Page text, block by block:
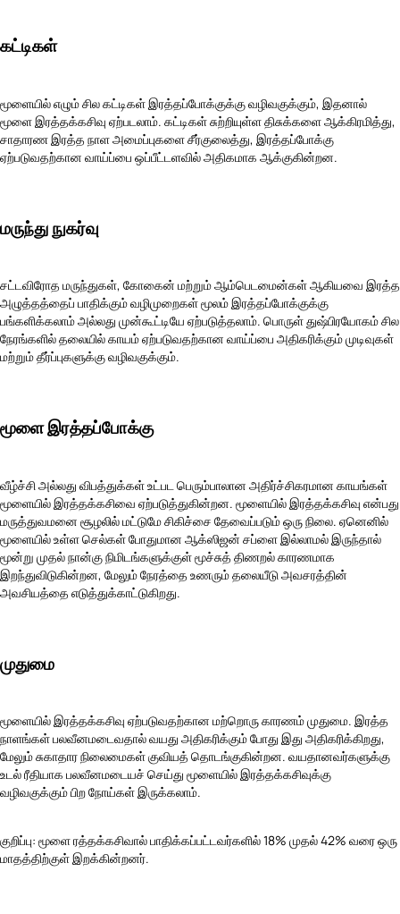
கட்டிகள்
மூளையில் எழும் சில கட்டிகள் இரத்தப்போக்குக்கு வழிவகுக்கும், இதனால்
மூளை இரத்தக்கசிவு ஏற்படலாம். கட்டிகள் சுற்றியுள்ள திசுக்களை ஆக்கிரமித்து,
சாதாரண இரத்த நாள அமைப்புகளை சீர்குலைத்து, இரத்தப்போக்கு
ஏற்படுவதற்கான வாய்ப்பை ஒப்பீட்டளவில் அதிகமாக ஆக்குகின்றன.
மருந்து நுகர்வு
சட்டவிரோத மருந்துகள், கோகைன் மற்றும் ஆம்பெடமைன்கள் ஆகியவை இரத்த
அழுத்தத்தைப் பாதிக்கும் வழிமுறைகள் மூலம் இரத்தப்போக்குக்கு
பங்களிக்கலாம் அல்லது முன்கூட்டியே ஏற்படுத்தலாம். பொருள் துஷ்பிரயோகம் சில
நேரங்களில் தலையில் காயம் ஏற்படுவதற்கான வாய்ப்பை அதிகரிக்கும் முடிவுகள்
மற்றும் தீர்ப்புகளுக்கு வழிவகுக்கும்.
மூளை இரத்தப்போக்கு
வீழ்ச்சி அல்லது விபத்துக்கள் உட்பட பெரும்பாலான அதிர்ச்சிகரமான காயங்கள்
மூளையில் இரத்தக்கசிவை ஏற்படுத்துகின்றன. மூளையில் இரத்தக்கசிவு என்பது
மருத்துவமனை சூழலில் மட்டுமே சிகிச்சை தேவைப்படும் ஒரு நிலை. ஏனெனில்
மூளையில் உள்ள செல்கள் போதுமான ஆக்ஸிஜன் சப்ளை இல்லாமல் இருந்தால்
மூன்று முதல் நான்கு நிமிடங்களுக்குள் மூச்சுத் திணறல் காரணமாக
இறந்துவிடுகின்றன, மேலும் நேரத்தை உணரும் தலையீடு அவசரத்தின்
அவசியத்தை எடுத்துக்காட்டுகிறது.
முதுமை
மூளையில் இரத்தக்கசிவு ஏற்படுவதற்கான மற்றொரு காரணம் முதுமை. இரத்த
நாளங்கள் பலவீனமடைவதால் வயது அதிகரிக்கும் போது இது அதிகரிக்கிறது,
மேலும் சுகாதார நிலைமைகள் குவியத் தொடங்குகின்றன. வயதானவர்களுக்கு
உடல் ரீதியாக பலவீனமடையச் செய்து மூளையில் இரத்தக்கசிவுக்கு
வழிவகுக்கும் பிற நோய்கள் இருக்கலாம்.
குறிப்பு: மூளை ரத்தக்கசிவால் பாதிக்கப்பட்டவர்களில் 18% முதல் 42% வரை ஒரு
மாதத்திற்குள் இறக்கின்றனர்.